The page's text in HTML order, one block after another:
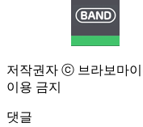
저작권자 ⓒ 브라보마
이용 금지
댓글